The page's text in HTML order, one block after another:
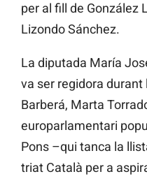
per al fill de González
Lizondo Sánchez.
La diputada María
va ser regidora durant
Barberá, Marta
europarlamentari
Pons –qui tanca la
triat Català per a